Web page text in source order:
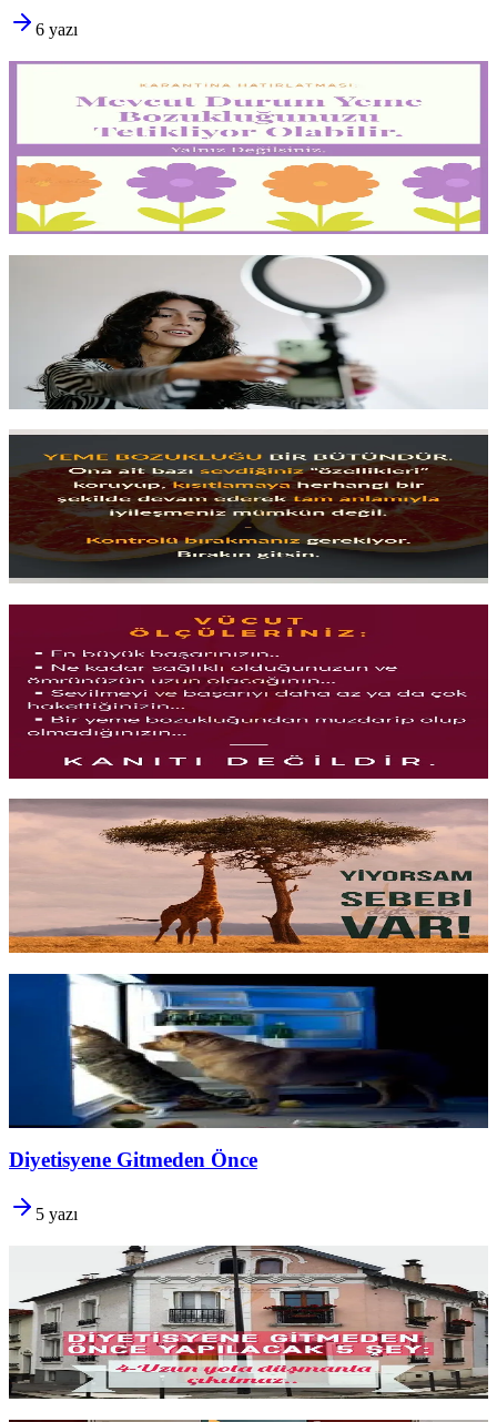
6 yazı
Karantina ve Yeme Bozukluğu
Karantina döneminin yarattığı belirsizlik ve izolasyon,
bozukluğu geçmişi olanlardaciddi bir tetikleyici olabilir. Bu
dönemde neler yaşanabilir, nasıl destek alınır ve ne zaman
profesyonel yardım şarttır
Yazıyı oku 2 dk okuma
Filtrelerin, açıların ve işlemenin ardındaki beden"doğal" değil,
kurgusaldır. Sosyal medyanın dayattığı gerçekçi olmayan
standartlarıkörce içselleştirmeden önce okunması gereken bir yazı.
Yazıyı oku 1 dk okuma
Yemek ve Kontrol
Kalori saymak, telafi etmek, yasaklamak; kontrolü sürdürmenin
yolları gibi görünür ama çoğu zamankısır döngüye dönüşür
Yemeklesağlıklı ve sürdürülebilir bir ilişki nasıl kurulur?
Vücut Ölçüleri ve Beden Algısı
Santimetreler ne söylüyor, bedeninizne hissediyor
ölçümlere takılıp kalmak yerinebedeninizle iş birliği
uzun vadede hem sağlık hem sürdürülebilirlik açısından neden daha
işlevsel olduğu.
Yazıyı oku 1 dk okuma
Yiyorsam Sebebi Var!
Sıkılınca, streste ya da mutluyken yiyorsanız bu birirade sorunu
duygusal bir sinyaldir. O sinyalleri anlamak ve onlarla
yüzleşmek, katı diyetlerden çok daha kalıcı değişim yaratır.
Yazıyı oku 1 dk okuma
Gece Yeme Atakları
Herkes bazen gece atıştırır.Ama kontrol edemez hâle geldiyse bu
irade sorunu değil, fiziksel veya duygusal bir sinyaldir.
Tetikleyicileri tanımak ve döngüyü kırmak
Yazıyı oku 2 dk okuma
Diyetisyene Gitmeden Önce
5 yazı
Hangi Diyetisyeni Seçmeli?
Hangi diyetisyeniseçmeli? Cevap diplomasında ya da verdiği
listede değil; sizebalık tutmayı öğreten, değişen hayatınıza uyum
sağlayan beceriler kazandıran uzmanı aramakta.
Yazıyı oku 9 dk okuma